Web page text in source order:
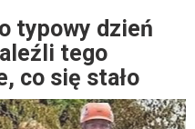
typowy dzień
tego
co się stało